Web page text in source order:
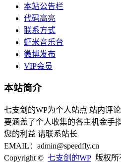
本站公告栏
代码高亮
联系方式
虾米音乐台
微博发布
VIP会员
本站简介
七支剑的WP为个人站点 站内评
要涵盖了个人收集的各主机金手
您的利益 请联系站长
EMAIL：admin@speedfly.cn
Copyright © 七支剑的WP 版权所